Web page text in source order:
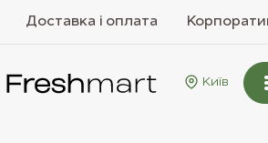
Доставка і оплата
Київ